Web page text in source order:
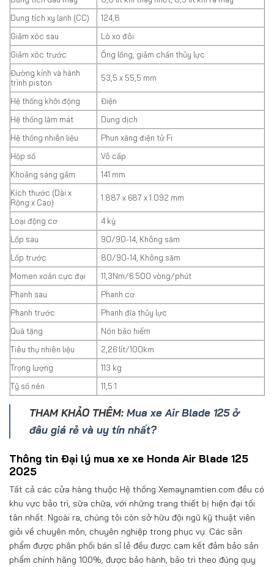
Dung tích xy lanh (CC)
124,8
Giảm xóc sau
Lò xo đôi
Giảm xóc trước
Ống lồng, giảm chấn thủy lực
Đường kính và hành
trình piston
53,5 x 55,5 mm
Hệ thống khởi động
Điện
Hệ thống làm mát
Dung dịch
Hệ thống nhiên liệu
Phun xăng điện tử Fi
Hộp số
Vô cấp
Khoảng sáng gầm
141 mm
Kích thước (Dài x
Rộng x Cao)
1.887 x 687 x 1.092 mm
Loại động cơ
4 kỳ
Lốp sau
90/90-14, Không săm
Lốp trước
80/90-14, Không săm
Momen xoắn cực đại
11,3Nm/6.500 vòng/phút
Phanh sau
Phanh cơ
Phanh trước
Phanh đĩa thủy lực
Quà tặng
Nón bảo hiểm
Tiêu thụ nhiên liệu
2,26 lít/100km
Trọng lượng
113 kg
Tỷ số nén
11,5:1
THAM KHẢO THÊM:Mua xe Air Blade 125 ở
đâu giá rẻ và uy tín nhất?
Thông tin Đại lý mua xe xe Honda Air Blade 125
2025
Tất cả các cửa hàng thuộc Hệ thống Xemaynamtien.com đều có
khu vực bảo trì, sữa chữa, với những trang thiết bị hiện đại tối
tân nhất. Ngoài ra, chúng tôi còn sở hữu đội ngũ kỹ thuật viên
giỏi về chuyên môn, chuyên nghiệp trong phục vụ. Các sản
phẩm được phân phối bán sỉ lẻ đều được cam kết đảm bảo sản
phẩm chính hãng 100%, được bảo hành, bảo trì theo đúng quy